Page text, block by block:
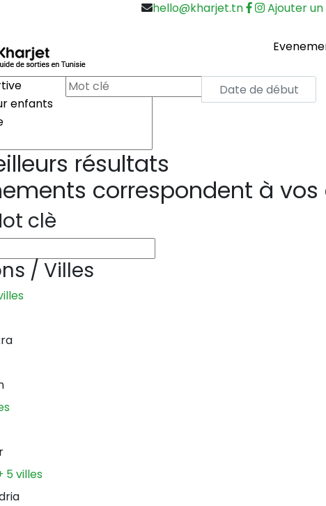
hello@kharjet.tn Ajouter
résultats
correspondent à vos
clè
/ Villes
5 villes